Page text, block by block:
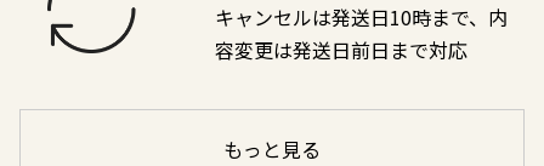
キャンセルは発送日10時まで、内
容変更は発送日前日まで対応
もっと見る